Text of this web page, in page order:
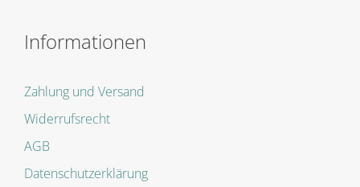
Informationen
Zahlung und Versand
Widerrufsrecht
AGB
Datenschutzerklärung